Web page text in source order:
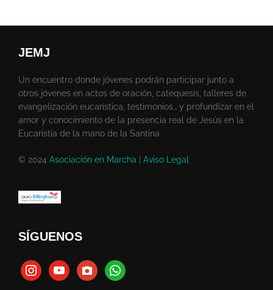
JEMJ
Un encuentro donde jóvenes podrán participar junto a
otros jóvenes en actos de oración, catequesis, talleres de
evangelización eucarística, testimonios… y profundizar en el
amor y conocimiento de la presencia real de Jesús en la
Eucaristía de la mano de la Santina.
© 2024 Asociación en Marcha Aviso Legal
SÍGUENOS